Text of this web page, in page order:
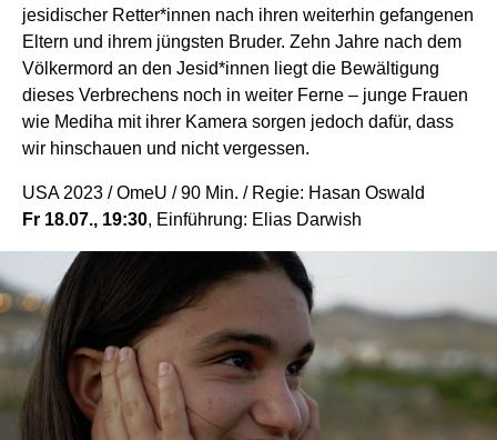
jesidischer Retter*innen nach ihren weiterhin gefangenen
Eltern und ihrem jüngsten Bruder. Zehn Jahre nach dem
Völkermord an den Jesid*innen liegt die Bewältigung
dieses Verbrechens noch in weiter Ferne – junge Frauen
wie Mediha mit ihrer Kamera sorgen jedoch dafür, dass
wir hinschauen und nicht vergessen.
USA 2023 / OmeU / 90 Min. / Regie: Hasan Oswald
Fr 18.07., 19:30, Einführung: Elias Darwish